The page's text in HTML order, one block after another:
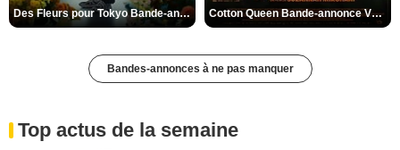
Des Fleurs pour Tokyo Bande-annonce VO STFR Cotton Queen Bande-annonce VO STFR
Bandes-annonces à ne pas manquer
Top actus de la semaine